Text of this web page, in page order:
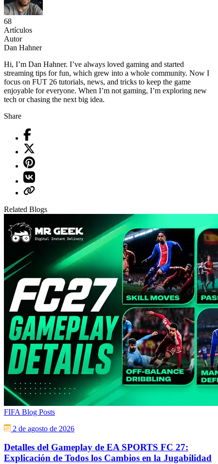
68
Artículos
Autor
Dan Hahner
Hi, I’m Dan Hahner. I’ve always loved gaming and started
streaming tips for fun, which grew into a whole community. Now I
focus on FUT 26 tutorials, news, and tricks to keep the game
enjoyable for everyone. When I’m not gaming, I’m exploring new
tech or chasing the next big idea.
Share
Related Blogs
FIFA Blog Posts
2 de agosto de 2026
Detalles del Gameplay de EA SPORTS FC 27:
Explicación de Todos los Cambios en la Jugabilidad